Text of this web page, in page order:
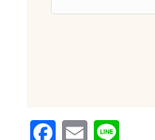
Facebook
Email